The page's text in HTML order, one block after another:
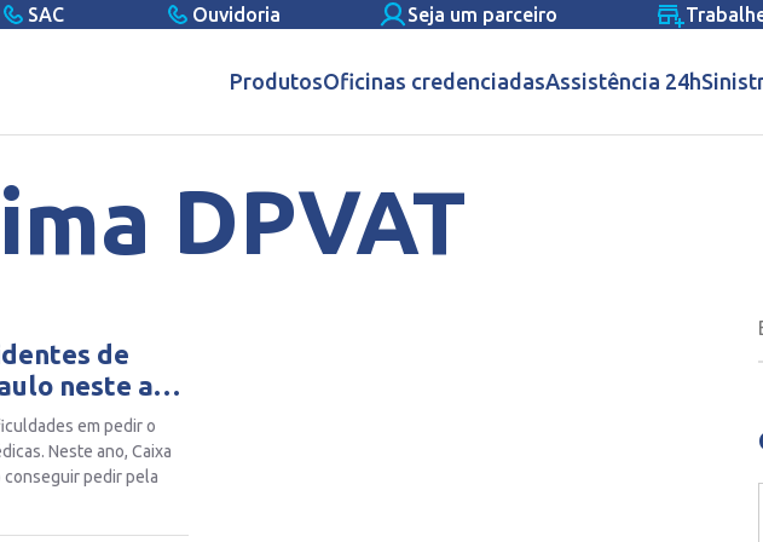
SAC Ouvidoria Seja um parceiro
ProdutosOficinas credenciadasAssistência 24h
DPVAT
de
neste ano
em pedir o
Neste ano, Caixa
conseguir pedir pela